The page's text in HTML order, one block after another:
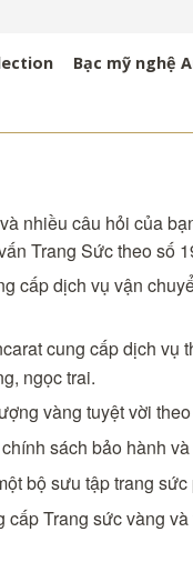
Bạc mỹ nghệ
nhiều câu hỏi của
Trang Sức theo số
cấp dịch vụ vận
cung cấp dịch vụ
ngọc trai.
vàng tuyệt vời
sách bảo hành
bộ sưu tập trang
cấp Trang sức vàng